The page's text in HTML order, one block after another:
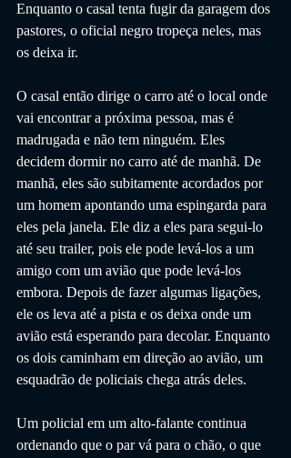
Enquanto o casal tenta fugir da garagem dos
pastores, o oficial negro tropeça neles, mas
os deixa ir.
O casal então dirige o carro até o local onde
vai encontrar a próxima pessoa, mas é
madrugada e não tem ninguém. Eles
decidem dormir no carro até de manhã. De
manhã, eles são subitamente acordados por
um homem apontando uma espingarda para
eles pela janela. Ele diz a eles para segui-lo
até seu trailer, pois ele pode levá-los a um
amigo com um avião que pode levá-los
embora. Depois de fazer algumas ligações,
ele os leva até a pista e os deixa onde um
avião está esperando para decolar. Enquanto
os dois caminham em direção ao avião, um
esquadrão de policiais chega atrás deles.
Um policial em um alto-falante continua
ordenando que o par vá para o chão, o que